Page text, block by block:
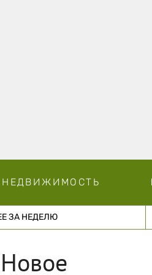
НЕДВИЖИМОСТЬ
ЗА НЕДЕЛЮ